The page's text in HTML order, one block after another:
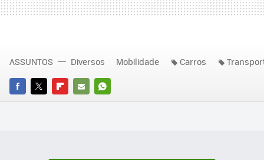
FACEBOOK
TWITTERFLIPBOARD
E-
WHATSAPP
ASSUNTOS Diversos Mobilidade Carros